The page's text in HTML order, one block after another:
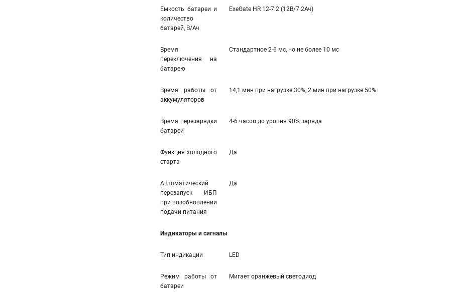
Емкость батареи и
количество
батарей, В/Ач
ExeGate HR 12-7.2 (12В/7.2Ач)
Время
переключения на
батарею
Стандартное 2-6 мс, но не более 10 мс
Время работы от
аккумуляторов
14,1 мин при нагрузке 30%, 2 мин при нагрузке 50%
Время перезарядки
батареи
4-6 часов до уровня 90% заряда
Функция холодного
старта
Да
Автоматический
перезапуск ИБП
при возобновлении
подачи питания
Да
Индикаторы и сигналы
Тип индикации LED
Режим работы от
батареи
Мигает оранжевый светодиод